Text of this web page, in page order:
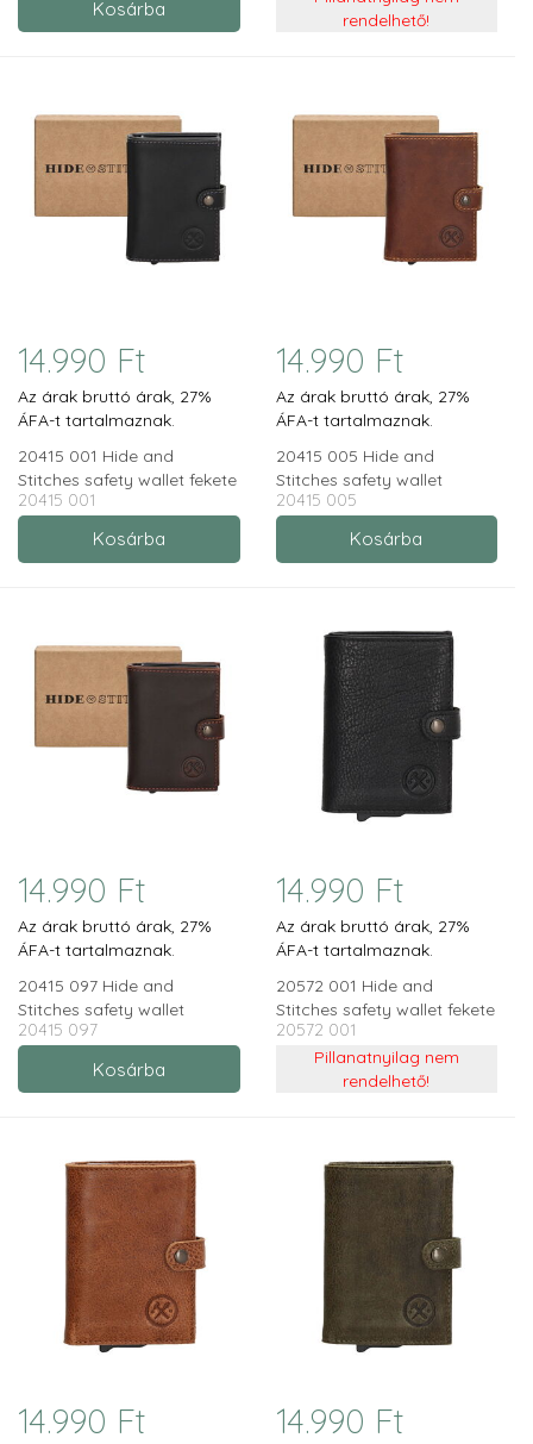
rendelhető!
14.990 Ft
Az árak bruttó árak, 27%
ÁFA-t tartalmaznak.
20415 001 Hide and
Stitches safety wallet fekete
20415 001
14.990 Ft
Az árak bruttó árak, 27%
ÁFA-t tartalmaznak.
20415 005 Hide and
Stitches safety wallet
konyak
20415 005
14.990 Ft
Az árak bruttó árak, 27%
ÁFA-t tartalmaznak.
20415 097 Hide and
Stitches safety wallet
sötétbarna
20415 097
14.990 Ft
Az árak bruttó árak, 27%
ÁFA-t tartalmaznak.
20572 001 Hide and
Stitches safety wallet fekete
20572 001
Pillanatnyilag nem
rendelhető!
14.990 Ft 14.990 Ft